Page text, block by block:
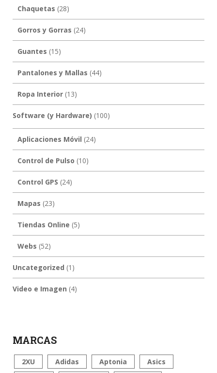
Chaquetas (28)
Gorros y Gorras (24)
Guantes (15)
Pantalones y Mallas (44)
Ropa Interior(13)
Software (y Hardware) (100)
Aplicaciones Móvil (24)
Control de Pulso (10)
Control GPS (24)
Mapas (23)
Tiendas Online (5)
Webs (52)
Uncategorized (1)
Video e Imagen (4)
MARCAS
2XU Adidas Aptonia
Asics